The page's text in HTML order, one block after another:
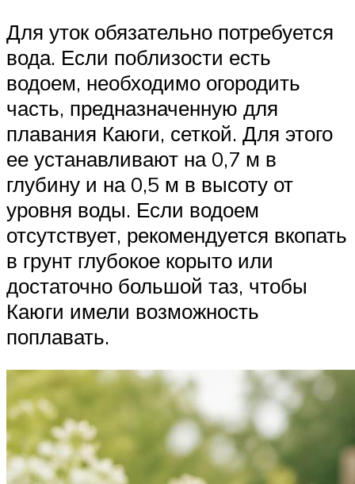
Для уток обязательно потребуется
вода. Если поблизости есть
водоем, необходимо огородить
часть, предназначенную для
плавания Каюги, сеткой. Для этого
ее устанавливают на 0,7 м в
глубину и на 0,5 м в высоту от
уровня воды. Если водоем
отсутствует, рекомендуется вкопать
в грунт глубокое корыто или
достаточно большой таз, чтобы
Каюги имели возможность
поплавать.